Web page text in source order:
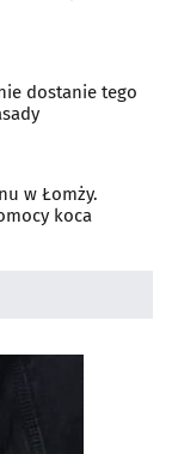
dostanie tego
w Łomży.
koca